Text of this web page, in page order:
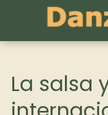
La salsa